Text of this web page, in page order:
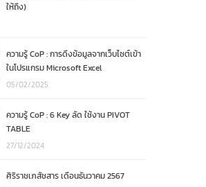
ให้ถึง)
ความรู้ CoP : การดึงข้อมูลจากเว็บไซต์เข้า
ในโปรแกรม Microsoft Excel
05/02/2025
ความรู้ CoP : 6 Key ลัด ใช้งาน PIVOT
TABLE
27/12/2024
ศิริราชเภสัชสาร เดือนธันวาคม 2567